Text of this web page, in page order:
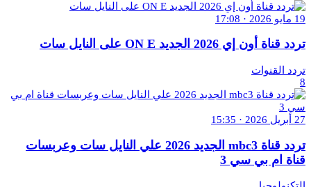
19 مايو 2026 · 17:08
تردد قناة أون إي 2026 الجديد ON E على النايل سات
تردد القنوات
8
27 أبريل 2026 · 15:35
تردد قناة mbc3 الجديد 2026 علي النايل سات وعربسات
قناة ام بي سي 3